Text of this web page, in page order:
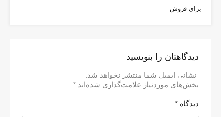
برای فروش
دیدگاهتان را بنویسید
نشانی ایمیل شما منتشر نخواهد شد.
بخش‌های موردنیاز علامت‌گذاری شده‌اند *
دیدگاه *